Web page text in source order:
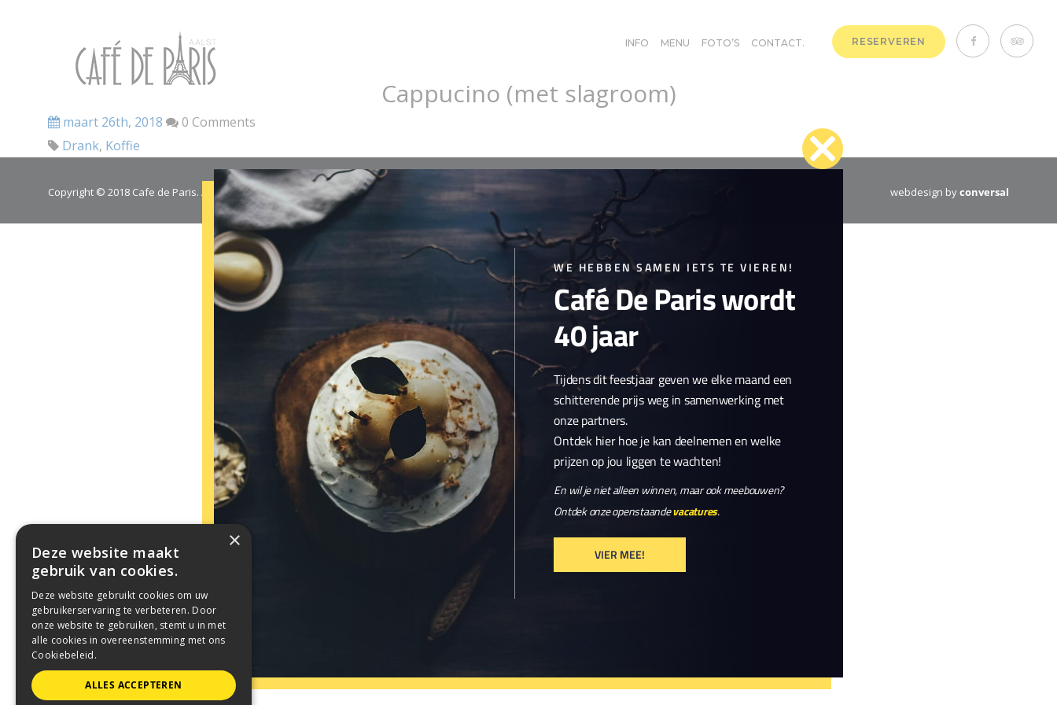
INFO MENU FOTO’S CONTACT. RESERVEREN
Cappucino (met slagroom)
maart 26th, 2018
0 Comments
Drank, Koffie
Copyright © 2018 Cafe de Paris. All Rights Reserved. Cookie policy webdesign byconversal
Close
module
WE HEBBEN SAMEN IETS TE VIEREN!
Café De Paris wordt
40 jaar
Tijdens dit feestjaar geven we elke maand een
schitterende prijs weg in samenwerking met
onze partners.
Ontdek hier hoe je kan deelnemen en welke
prijzen op jou liggen te wachten!
En wil je niet alleen winnen, maar ook meebouwen?
Ontdek onze openstaandevacatures.
VIER MEE!
×
Deze website maakt
gebruik van cookies.
Deze website gebruikt cookies om uw
gebruikerservaring te verbeteren. Door
onze website te gebruiken, stemt u in met
alle cookies in overeenstemming met ons
Cookiebeleid.
ALLES ACCEPTEREN